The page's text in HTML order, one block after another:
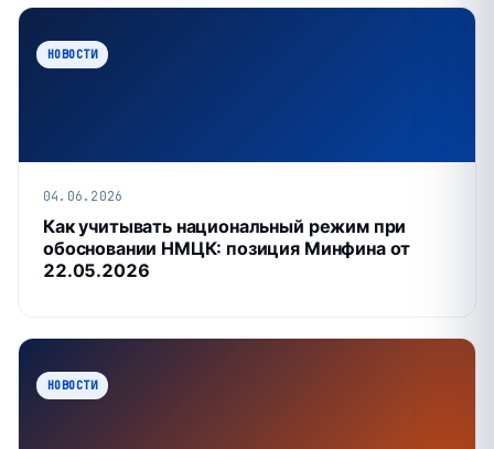
НОВОСТИ
04.06.2026
Как учитывать национальный режим при
обосновании НМЦК: позиция Минфина от
22.05.2026
НОВОСТИ